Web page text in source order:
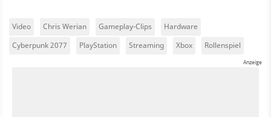
Video Chris Werian Gameplay-Clips
Hardware
Cyberpunk 2077
PlayStation Streaming Xbox Rollenspiel